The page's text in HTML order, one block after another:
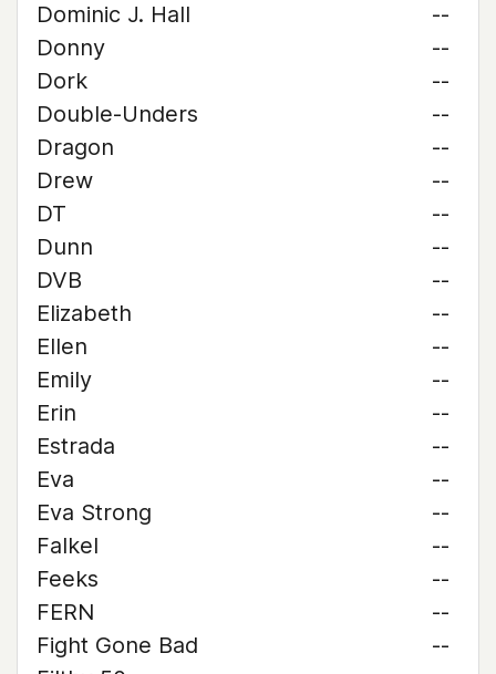
Dominic J. Hall
--
Donny
--
Dork
--
Double-Unders
--
Dragon
--
Drew
--
DT
--
Dunn
--
DVB
--
Elizabeth
--
Ellen
--
Emily
--
Erin
--
Estrada
--
Eva
--
Eva Strong
--
Falkel
--
Feeks
--
FERN
--
Fight Gone Bad
--